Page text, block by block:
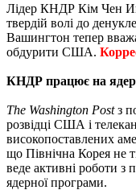
Лідер КНДР Кім Чен Ин
твердій волі до
Вашингтон тепер
обдурити США.
КНДР працює на
The Washington Postз
розвідці США і
високопоставлених
що Північна Корея не
веде активні роботи з
ядерної програми.